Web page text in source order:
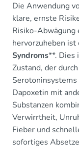
Die Anwendung
klare, ernste
Risiko-Abwägung
hervorzuheben ist
Syndroms**. Dies
Zustand, der
Dapoxetin mit
Substanzen
Verwirrtheit,
Fieber und
sofortiges